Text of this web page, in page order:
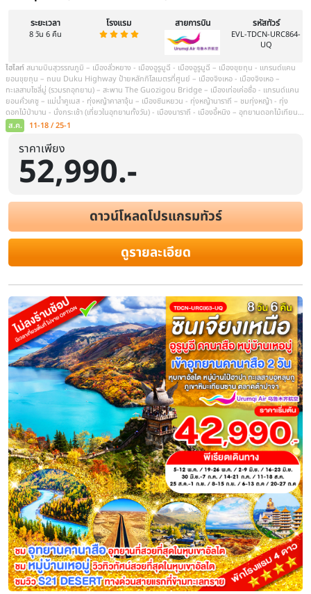
ทัวร์ซินเจียงเหนือ อูรุมฉี สวรรค์ใบไม้เ
นาสือ ทะเลสาบมังกรหลับ หมู่บ้านเหอ
โรงแรมหรู 4 ดาว (ทัวร์ไม่ลงร้าน)
ระยะเวลา
8 วัน 7 คืน
โรงแรม สายการบิน
ไฮไลท์สนามบินสุวรรณภูมิ • สนามบินกวางโจวไป่หยุน • สนามบินอูรุมฉีวั
อูรุมฉี • อุทยานธรณีค็อกโตเคย์ • เมืองฝูหยุน - อุทยานเขอเขอทัวไห่ • ธ
เมืองเป่ยถุย • อุทยานคานาสือ • ทะเลสาบมังกรหลับ • โค้งวงพระจันทร์ • ทะเลสาบเทวดา • จุดชมวิวคา
นาสือ • ศาลาชมปลา • ล่องเรือทะเลสาบ • เมืองเจียเติงยี่ - หมู่บ้านเหอ
• เมืองปู้เอ่อร์จิ้น - แพะเมืองผี • เมืองเคอลามาอี้ • บ่อน้ำมันสีดำ - ขุย
ตลา
ก.ย. 12-19 / 26-3
ต.ค. 15-22 / 17-24 / 22-29 / 24-31
ราคาเพียง
52,990.-
ดาวน์โหลดโปรแกรมทัวร์
ดูรายละเอียด